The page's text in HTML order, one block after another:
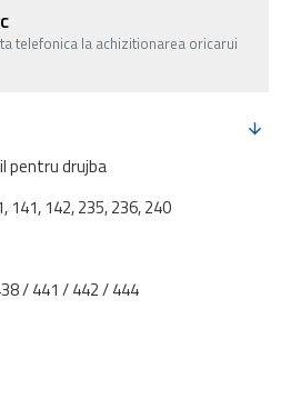
telefonica la achizitionarea oricarui
pentru drujba
141, 142, 235, 236, 240
/ 441 / 442 / 444